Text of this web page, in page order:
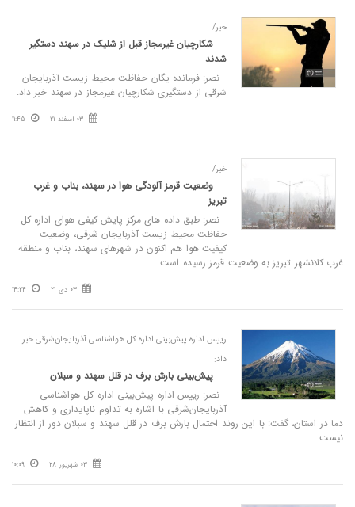
خبر/
شکارچیان غیرمجاز قبل از شلیک در سهند دستگیر
شدند
نصر: فرمانده یگان حفاظت محیط زیست آذربایجان
شرقی از دستگیری شکارچیان غیرمجاز در سهند خبر داد.
03 اسفند 21 11:45
خبر/
وضعیت قرمز آلودگی هوا در سهند، بناب و غرب
تبریز
نصر: طبق داده های مرکز پایش کیفی هوای اداره کل
حفاظت محیط زیست آذربایجان شرقی، وضعیت
کیفیت هوا هم اکنون در شهرهای سهند، بناب و منطقه
غرب کلانشهر تبریز به وضعیت قرمز رسیده است.
03 دی 21 14:24
رییس اداره پیش‌بینی اداره کل هواشناسی آذربایجان‌شرقی خبر
داد:
پیش‌بینی بارش برف در قلل سهند و سبلان
نصر: رییس اداره پیش‌بینی اداره کل هواشناسی
آذربایجان‌شرقی با اشاره به تداوم ناپایداری و کاهش
دما در استان، گفت: با این روند احتمال بارش برف در قلل سهند و سبلان دور از انتظار
نیست.
03 شهریور 28 10:09